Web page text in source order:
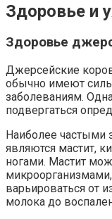
Здоровье и
Здоровье
Джерсейские
обычно имеют
заболеваниям.
подвергаться
Наиболее частыми
являются мастит,
ногами. Мастит
варьироваться от
молока до